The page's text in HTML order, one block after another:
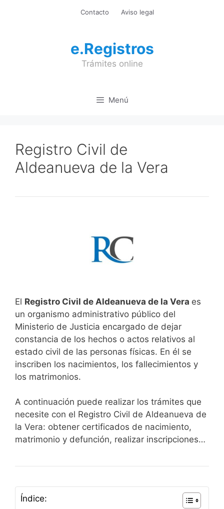
Contacto Aviso legal
e.Registros
Trámites online
Menú
Registro Civil de
Aldeanueva de la Vera
El Registro Civil de Aldeanueva de la Vera es
un organismo administrativo público del
Ministerio de Justicia encargado de dejar
constancia de los hechos o actos relativos al
estado civil de las personas físicas. En él se
inscriben los nacimientos, los fallecimientos y
los matrimonios.
A continuación puede realizar los trámites que
necesite con el Registro Civil de Aldeanueva de
la Vera: obtener certificados de nacimiento,
matrimonio y defunción, realizar inscripciones…
Índice: